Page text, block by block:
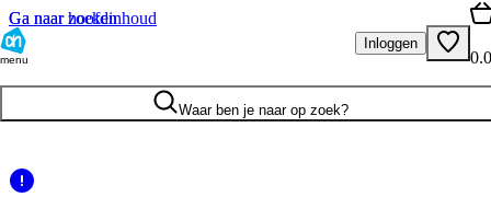
Ga naar hoofdinhoud
Ga naar zoeken
menu
Inloggen
Waar ben je naar op zoek?